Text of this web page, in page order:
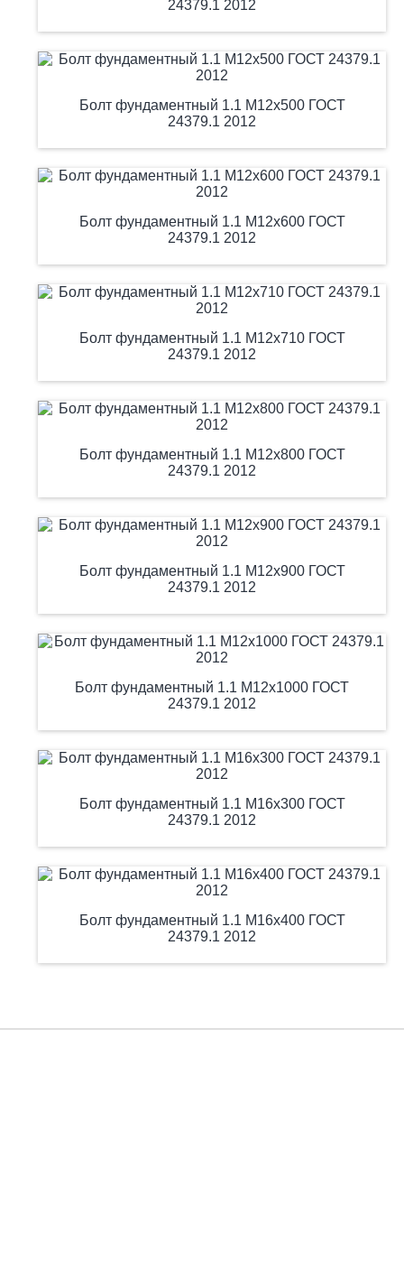
24379.1 2012
Болт фундаментный 1.1 М12х500 ГОСТ
24379.1 2012
Болт фундаментный 1.1 М12х600 ГОСТ
24379.1 2012
Болт фундаментный 1.1 М12х710 ГОСТ
24379.1 2012
Болт фундаментный 1.1 М12х800 ГОСТ
24379.1 2012
Болт фундаментный 1.1 М12х900 ГОСТ
24379.1 2012
Болт фундаментный 1.1 М12х1000 ГОСТ
24379.1 2012
Болт фундаментный 1.1 М16х300 ГОСТ
24379.1 2012
Болт фундаментный 1.1 М16х400 ГОСТ
24379.1 2012